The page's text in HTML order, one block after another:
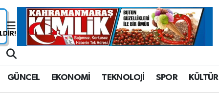
GÜNCEL EKONOMİ TEKNOLOJİ SPOR KÜLTÜR
Nöbetçi Eczaneler